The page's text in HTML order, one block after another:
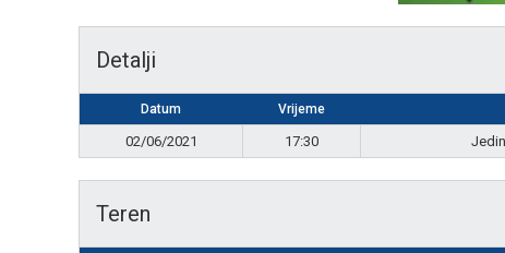
Detalji
Datum Vrijeme
02/06/2021 17:30
Teren